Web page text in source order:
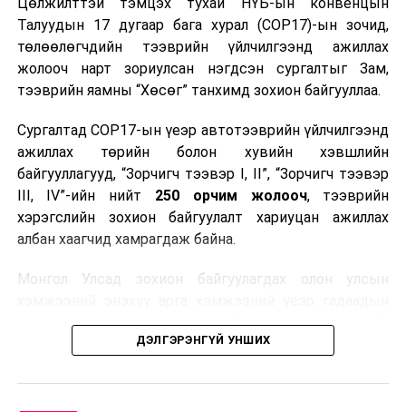
Цөлжилттэй тэмцэх тухай НҮБ-ын конвенцын
Талуудын 17 дугаар бага хурал (COP17)-ын зочид,
төлөөлөгчдийн тээврийн үйлчилгээнд ажиллах
жолооч нарт зориулсан нэгдсэн сургалтыг Зам,
тээврийн яамны “Хөсөг” танхимд зохион байгууллаа.
Сургалтад COP17-ын үеэр автотээврийн үйлчилгээнд
ажиллах төрийн болон хувийн хэвшлийн
байгууллагууд, “Зорчигч тээвэр I, II”, “Зорчигч тээвэр
III, IV”-ийн нийт 250 орчим жолооч, тээврийн
хэрэгслийн зохион байгуулалт хариуцан ажиллах
албан хаагчид хамрагдаж байна.
Монгол Улсад зохион байгуулагдах олон улсын
зочид, төлөөлөгчдөд аюулгүй, шуурхай, соёлтой,
мэргэжлийн түвшинд тээврийн үйлчилгээ үзүүлэх
ДЭЛГЭРЭНГҮЙ УНШИХ